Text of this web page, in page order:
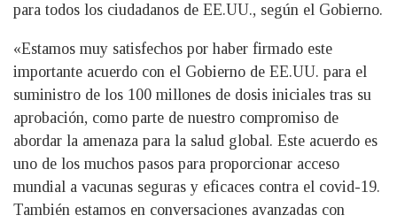
para todos los ciudadanos de EE.UU., según el Gobierno.
«Estamos muy satisfechos por haber firmado este
importante acuerdo con el Gobierno de EE.UU. para el
suministro de los 100 millones de dosis iniciales tras su
aprobación, como parte de nuestro compromiso de
abordar la amenaza para la salud global. Este acuerdo es
uno de los muchos pasos para proporcionar acceso
mundial a vacunas seguras y eficaces contra el covid-19.
También estamos en conversaciones avanzadas con